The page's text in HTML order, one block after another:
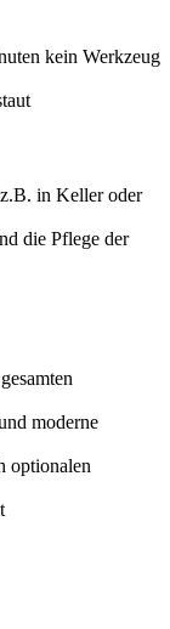
kein Werkzeug
in Keller oder
die Pflege der
moderne
optionalen